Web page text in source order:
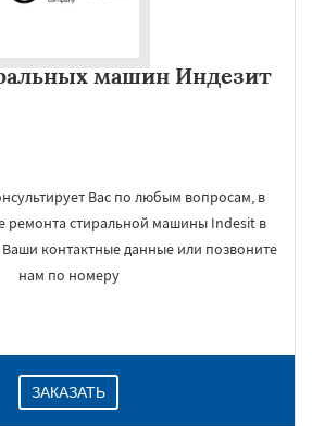
машин Индезит
Вас по любым вопросам, в
ремонта стиральной машины Indesit в
Ваши контактные данные или позвоните
нам по номеру
ЗАКАЗАТЬ